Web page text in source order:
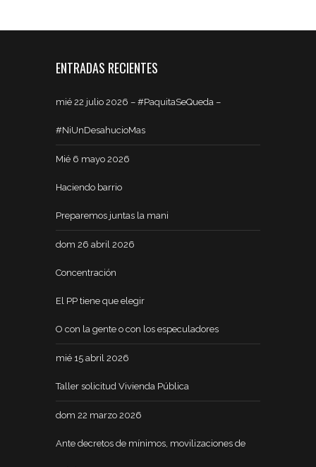
ENTRADAS RECIENTES
mié 22 julio 2026 – #PaquitaSeQueda –
#NiUnDesahucioMas
Mié 6 mayo 2026
Haciendo barrio
Preparemos juntas la mani
dom 26 abril 2026
Concentración
El PP tiene que elegir
O con la gente o con los especuladores
mié 15 abril 2026
Taller solicitud Vivienda Pública
dom 22 marzo 2026
Ante decretos de mínimos, movilizaciones de